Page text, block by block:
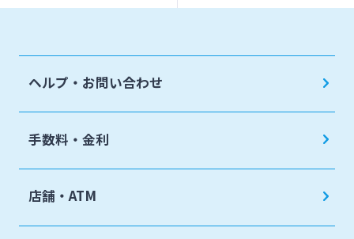
ヘルプ・お問い合わせ
手数料・金利
店舗・ATM